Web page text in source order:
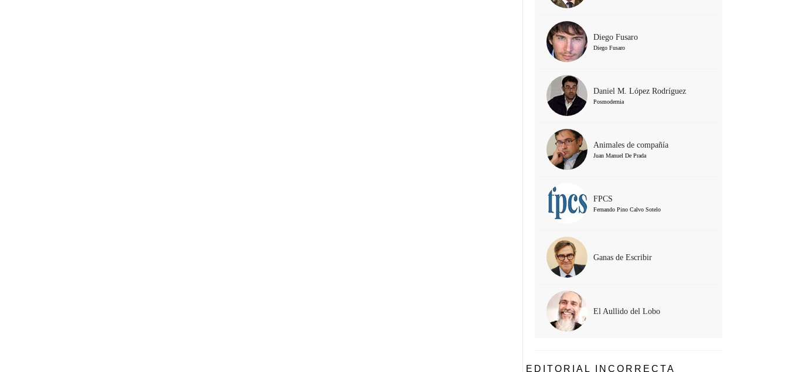
Diego Fusaro
Diego Fusaro
Daniel M. López Rodríguez
Posmodernia
Animales de compañía
Juan Manuel De Prada
FPCS
Fernando Pino Calvo Sotelo
Ganas de Escribir
El Aullido del Lobo
EDITORIAL INCORRECTA